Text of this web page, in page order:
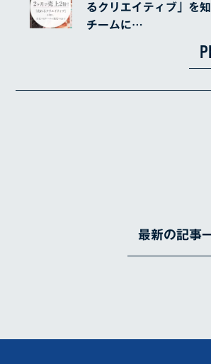
るクリエイティブ」を
チームに…
最新の記事